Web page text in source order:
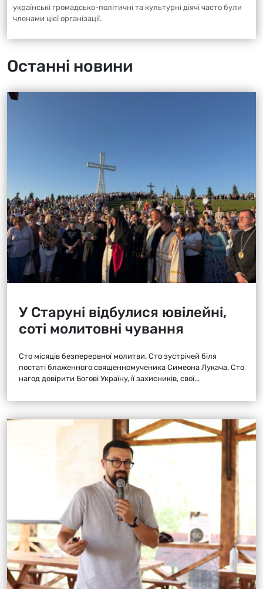
українські громадсько-політичні та культурні діячі часто були
членами цієї організації.
Останні новини
У Старуні відбулися ювілейні,
соті молитовні чування
Сто місяців безперервної молитви. Сто зустрічей біля
постаті блаженного священномученика Симеона Лукача. Сто
нагод довірити Богові Україну, її захисників, свої...